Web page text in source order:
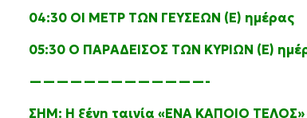
04:30 ΟΙ ΜΕΤΡ ΤΩΝ ΓΕΥΣΕΩΝ (Ε) ημέρας
05:30 Ο ΠΑΡΑΔΕΙΣΟΣ ΤΩΝ ΚΥΡΙΩΝ (Ε)
—————————————-
ΣΗΜ: Η ξένη ταινία «ΕΝΑ ΚΑΠΟΙΟ